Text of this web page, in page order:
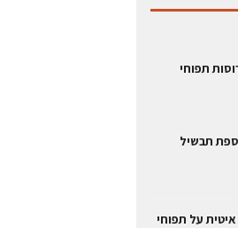
תפוחי
תבשיל
איטית על תפוחי